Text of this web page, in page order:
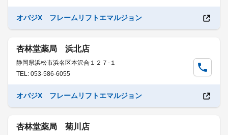
オバジX フレームリフトエマルジョン
杏林堂薬局 浜北店
静岡県浜松市浜名区本沢合１２７-１
TEL: 053-586-6055
オバジX フレームリフトエマルジョン
杏林堂薬局 菊川店